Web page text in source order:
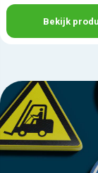
Bekijk